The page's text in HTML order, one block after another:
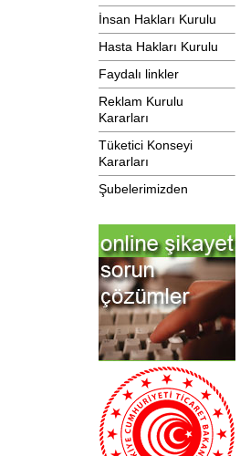
İnsan Hakları Kurulu
Hasta Hakları Kurulu
Faydalı linkler
Reklam Kurulu
Kararları
Tüketici Konseyi
Kararları
Şubelerimizden